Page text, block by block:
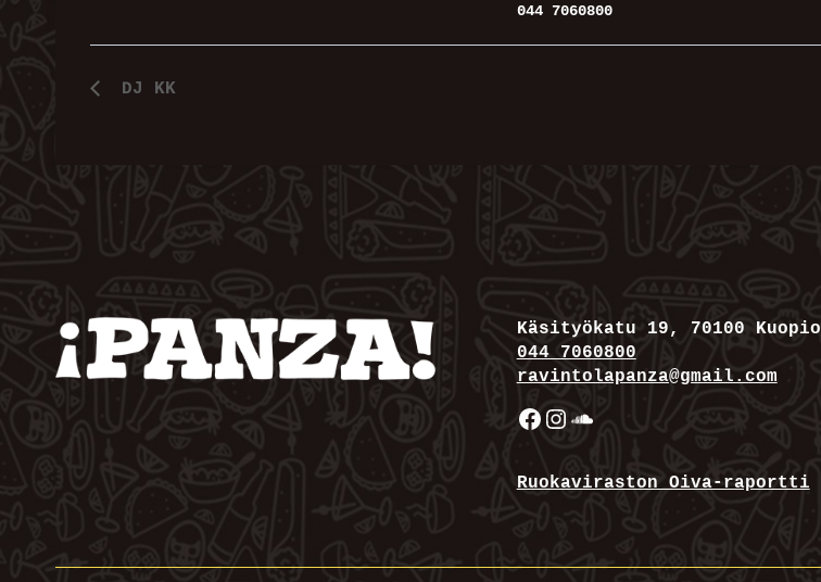
044 7060800
DJ KK
Käsityökatu 19, 70100 Kuopio
044 7060800
ravintolapanza@gmail.com
Facebook
Instagram
SoundCloud
Ruokaviraston Oiva-raportti